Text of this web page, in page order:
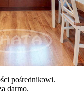
pośrednikowi.
darmo.